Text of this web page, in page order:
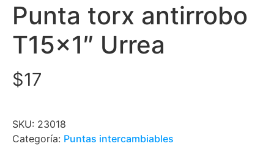
Punta torx antirrobo
T15x1″ Urrea
$17
SKU: 23018
Categoría: Puntas intercambiables